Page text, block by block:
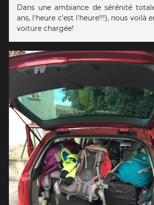
Dans une ambiance de sérénité
ans, l'heure c'est l'heure!!!), nous voilà
voiture chargée!